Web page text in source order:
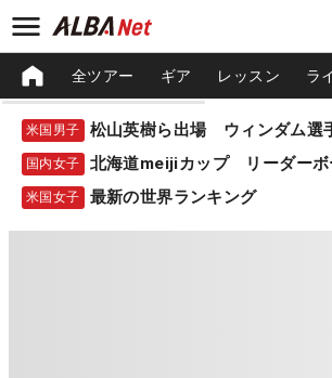
全ツアー ギア レッスン ラ
米国男子
国内女子 北海道meijiカップ リーダーボ
米国女子 最新の世界ランキング